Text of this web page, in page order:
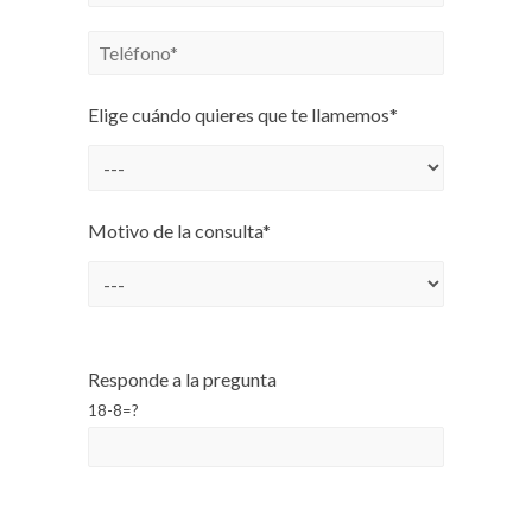
Elige cuándo quieres que te llamemos*
Motivo de la consulta*
Responde a la pregunta
18-8=?